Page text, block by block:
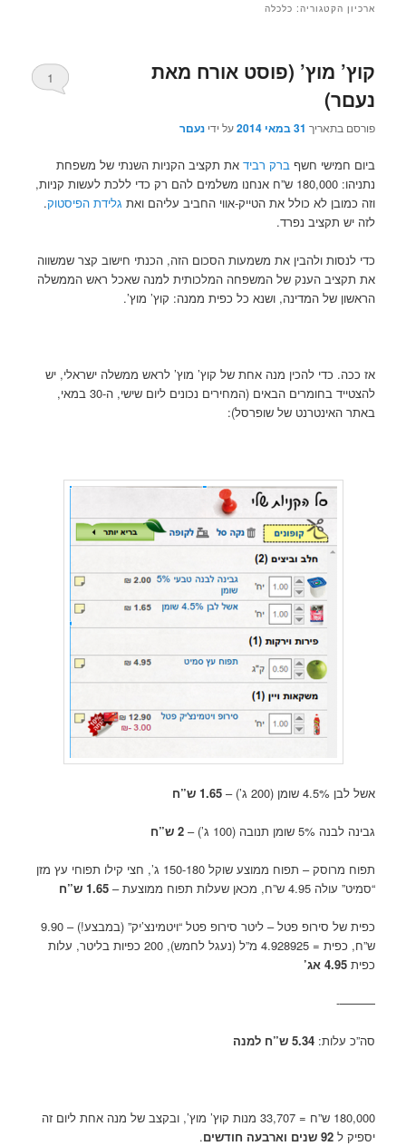
ארכיון הקטגוריה: כלכלה
קוץ’ מוץ’ (פוסט אורח מאת
נעםר)
פורסם בתאריך 31 במאי 2014 על ידינעםר
1
ביום חמישי חשףברק רביד את תקציב הקניות השנתי של משפחת
נתניהו: 180,000 ש”ח אנחנו משלמים להם רק כדי ללכת לעשות קניות,
וזה כמובן לא כולל את הטייק-אווי החביב עליהם ואת גלידת הפיסטוק.
לזה יש תקציב נפרד.
כדי לנסות ולהבין את משמעות הסכום הזה, הכנתי חישוב קצר שמשווה
את תקציב הענק של המשפחה המלכותית למנה שאכל ראש הממשלה
הראשון של המדינה, ושנא כל כפית ממנה: קוץ’ מוץ’.
אז ככה. כדי להכין מנה אחת של קוץ’ מוץ’ לראש ממשלה ישראלי, יש
להצטייד בחומרים הבאים (המחירים נכונים ליום שישי, ה-30 במאי,
באתר האינטרנט של שופרסל):
אשל לבן 4.5% שומן (200 ג’) – 1.65 ש”ח
גבינה לבנה 5% שומן תנובה (100 ג’) – 2 ש”ח
תפוח מרוסק – תפוח ממוצע שוקל 150-180 ג’, חצי קילו תפוחי עץ מזן
“סמיט” עולה 4.95 ש”ח, מכאן שעלות תפוח ממוצעת –
1.65 ש”ח
כפית של סירופ פטל – ליטר סירופ פטל “ויטמינצ’יק” (במבצע!) – 9.90
ש”ח, כפית = 4.928925 מ”ל (נעגל לחמש), 200 כפיות בליטר, עלות
כפית4.95 אג’
———-
סה”כ עלות:5.34 ש”ח למנה
180,000 ש”ח = 33,707 מנות קוץ’ מוץ’, ובקצב של מנה אחת ליום זה
יספיק ל92 שנים וארבעה חודשים .